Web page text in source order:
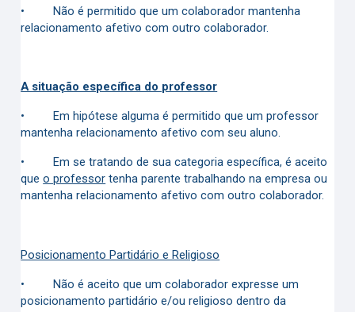
•Não é permitido que um colaborador mantenha
relacionamento afetivo com outro colaborador.
A situação específica do professor
•Em hipótese alguma é permitido que um professor
mantenha relacionamento afetivo com seu aluno.
•Em se tratando de sua categoria específica, é aceito
queo professor tenha parente trabalhando na empresa ou
mantenha relacionamento afetivo com outro colaborador.
Posicionamento Partidário e Religioso
•Não é aceito que um colaborador expresse um
posicionamento partidário e/ou religioso dentro da